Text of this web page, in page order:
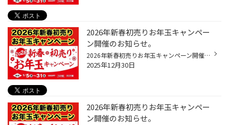
2026年新春初売りお年玉キャンペー
ン開催のお知らせ。
2026年新春初売りお年玉キャンペーン開催のお知らせ。 2026年新春初売りお年玉キャンペーン開催します。 開催期間:1月5日(月曜日)〜31日(土曜日)まで。
2025年12月30日
2026年新春初売りお年玉キャンペー
ン開催のお知らせ。